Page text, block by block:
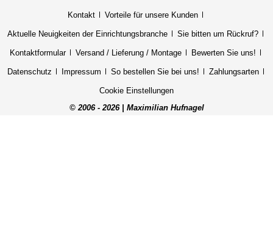
Kontakt Vorteile für unsere Kunden
Aktuelle Neuigkeiten der Einrichtungsbranche Sie bitten um Rückruf?
Kontaktformular Versand / Lieferung / Montage Bewerten Sie uns!
Datenschutz Impressum So bestellen Sie bei uns! Zahlungsarten
Cookie Einstellungen
© 2006 - 2026 | Maximilian Hufnagel